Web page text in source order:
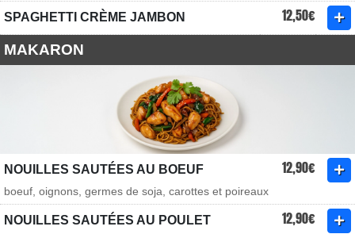
SPAGHETTI CRÈME JAMBON 12,50€
MAKARON
NOUILLES SAUTÉES AU BOEUF 12,90€
boeuf, oignons, germes de soja, carottes et poireaux
NOUILLES SAUTÉES AU POULET 12,90€